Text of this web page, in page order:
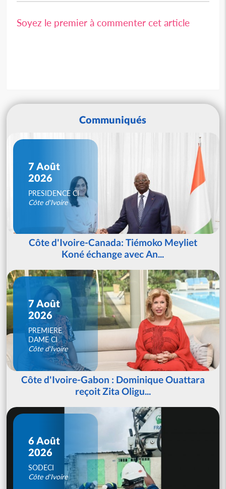
Soyez le premier à commenter cet article
Communiqués
7 Août
2026
PRESIDENCE CI
Côte d'Ivoire
Côte d'Ivoire-Canada: Tiémoko Meyliet
Koné échange avec An...
7 Août
2026
PREMIERE
DAME CI
Côte d'Ivoire
Côte d'Ivoire-Gabon : Dominique Ouattara
reçoit Zita Oligu...
6 Août
2026
SODECI
Côte d'Ivoire